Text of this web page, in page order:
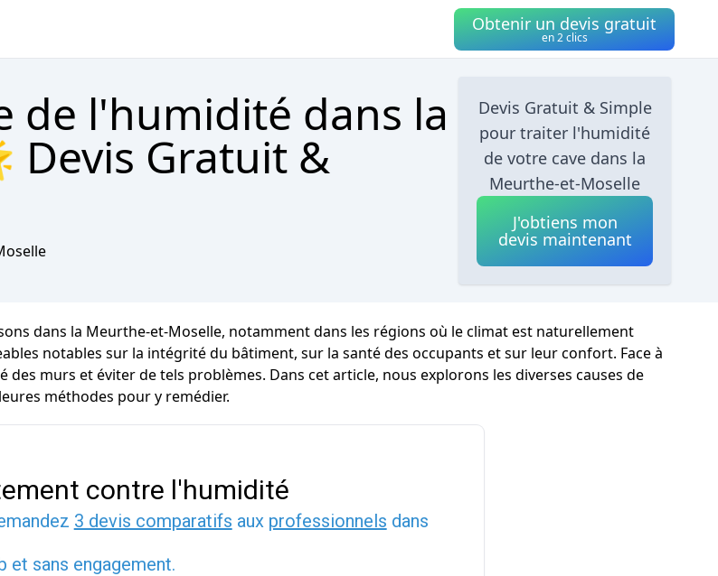
Obtenir un devis gratuit
en 2 clics
de l'humidité dans la
Devis Gratuit &
Devis Gratuit & Simple
pour traiter l'humidité
de votre cave dans la
Meurthe-et-Moselle
J'obtiens mon
devis maintenant
dans la Meurthe-et-Moselle, notamment dans les régions où le climat est naturellement
notables sur la intégrité du bâtiment, sur la santé des occupants et sur leur confort. Face à
murs et éviter de tels problèmes. Dans cet article, nous explorons les diverses causes de
méthodes pour y remédier.
contre l'humidité
3 devis comparatifs aux professionnels dans
et sans engagement.